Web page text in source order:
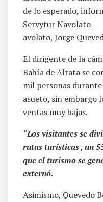
de lo esperado,
Servytur Navolato
avolato, Jorge
El dirigente de la
Bahía de Altata se
mil personas
asueto, sin embargo
ventas muy bajas.
“Los visitantes se
rutas turísticas , un
que el turismo se
externó.
Asimismo, Quevedo